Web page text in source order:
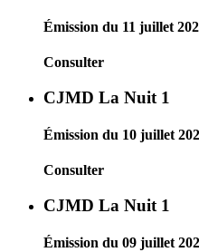
Émission du 11 juillet
Consulter
CJMD La Nuit 1
Émission du 10 juillet
Consulter
CJMD La Nuit 1
Émission du 09 juillet